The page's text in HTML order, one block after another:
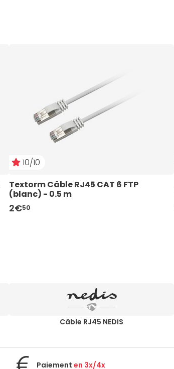
10/10
Textorm Câble RJ45 CAT 6 FTP
(blanc) - 0.5 m
2€50
Câble RJ45 NEDIS
Paiement en 3x/4x